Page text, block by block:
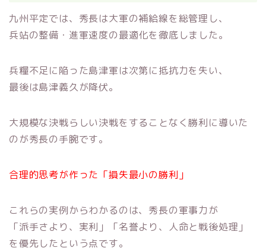
九州平定では、秀長は大軍の補給線を総管理し、
兵站の整備・進軍速度の最適化を徹底しました。
兵糧不足に陥った島津軍は次第に抵抗力を失い、
最後は島津義久が降伏。
大規模な決戦らしい決戦をすることなく勝利に導いた
のが秀長の手腕です。
合理的思考が作った「損失最小の勝利」
これらの実例からわかるのは、秀長の軍事力が
「派手さより、実利」「名誉より、人命と戦後処理」
を優先したという点です。